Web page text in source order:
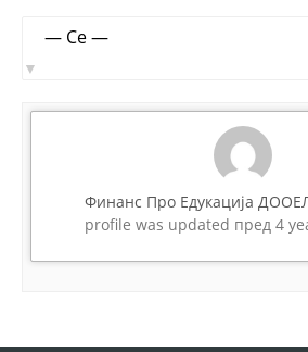
Member
Activities
Show:
Финанс Про Едукација
profile was updated пред 4